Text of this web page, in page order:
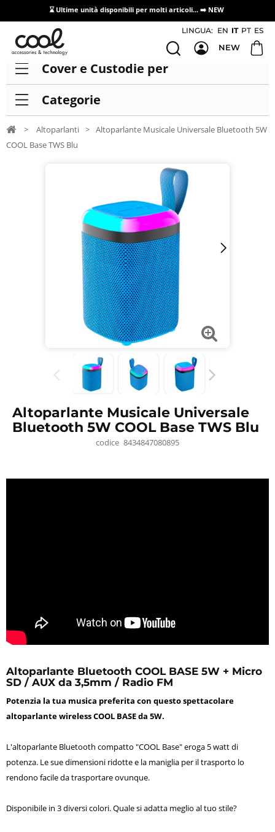
⌛ Ultime unità disponibili per molti articoli... ➡️ NEW
Accesso/registrazione distributori
LINGUA: EN IT PT ES
NEW
Cover e Custodie per
Categorie
> Altoparlanti > Altoparlante Musicale Universale Bluetooth 5W
COOL Base TWS Blu
Altoparlante Musicale Universale
Bluetooth 5W COOL Base TWS Blu
codice 8434847080895
Altoparlante Bluetooth COOL BASE 5W + Micro
SD / AUX da 3,5mm / Radio FM
Potenzia la tua musica preferita con questo spettacolare
altoparlante wireless COOL BASE da 5W.
L'altoparlante Bluetooth compatto "COOL Base" eroga 5 watt di
potenza. Le sue dimensioni ridotte e la maniglia per il trasporto lo
rendono facile da trasportare ovunque.
Disponibile in 3 diversi colori. Quale si adatta meglio al tuo stile?